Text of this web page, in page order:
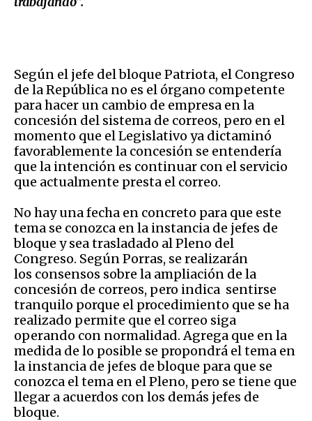
Según el jefe del bloque Patriota, el Congreso
de la República no es el órgano competente
para hacer un cambio de empresa en la
concesión del sistema de correos, pero en el
momento que el Legislativo ya dictaminó
favorablemente la concesión se entendería
que la intención es continuar con el servicio
que actualmente presta el correo.
No hay una fecha en concreto para que este
tema se conozca en la instancia de jefes de
bloque y sea trasladado al Pleno del
Congreso. Según Porras, se realizarán
los consensos sobre la ampliación de la
concesión de correos, pero indica sentirse
tranquilo porque el procedimiento que se ha
realizado permite que el correo siga
operando con normalidad. Agrega que en la
medida de lo posible se propondrá el tema en
la instancia de jefes de bloque para que se
conozca el tema en el Pleno, pero se tiene que
llegar a acuerdos con los demás jefes de
bloque.